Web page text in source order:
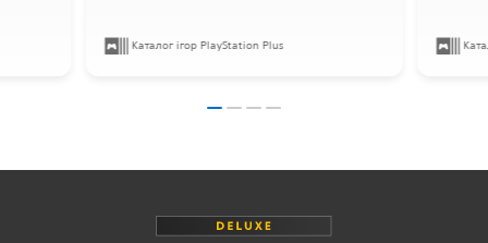
Каталог ігор PlayStation Plus